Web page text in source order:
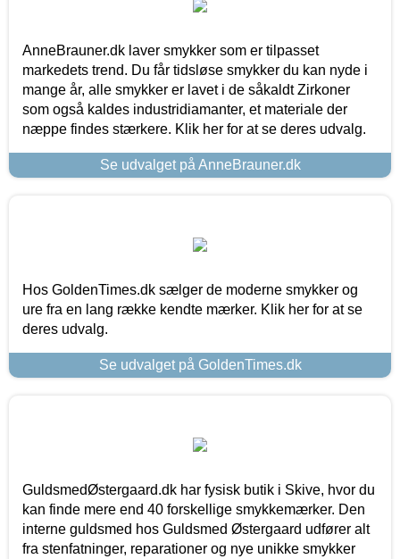
AnneBrauner.dk laver smykker som er tilpasset
markedets trend. Du får tidsløse smykker du kan nyde i
mange år, alle smykker er lavet i de såkaldt Zirkoner
som også kaldes industridiamanter, et materiale der
næppe findes stærkere. Klik her for at se deres udvalg.
Se udvalget på AnneBrauner.dk
Hos GoldenTimes.dk sælger de moderne smykker og
ure fra en lang række kendte mærker. Klik her for at se
deres udvalg.
Se udvalget på GoldenTimes.dk
GuldsmedØstergaard.dk har fysisk butik i Skive, hvor du
kan finde mere end 40 forskellige smykkemærker. Den
interne guldsmed hos Guldsmed Østergaard udfører alt
fra stenfatninger, reparationer og nye unikke smykker